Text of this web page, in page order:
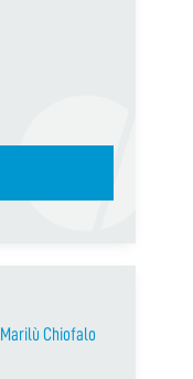
Marilù Chiofalo